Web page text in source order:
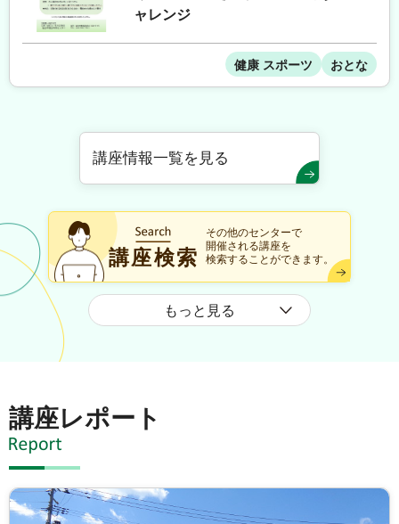
ャレンジ
健康 スポーツ おとな
講座情報一覧を見る
講座検索
その他のセンターで
開催される講座を
検索することができます。
もっと見る
講座レポート